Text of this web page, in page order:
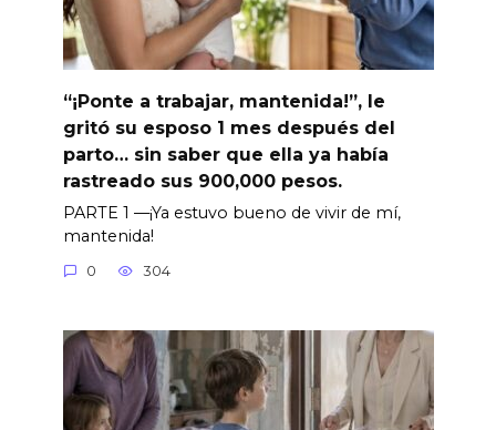
“¡Ponte a trabajar, mantenida!”, le
gritó su esposo 1 mes después del
parto… sin saber que ella ya había
rastreado sus 900,000 pesos.
PARTE 1 —¡Ya estuvo bueno de vivir de mí,
mantenida!
0 304